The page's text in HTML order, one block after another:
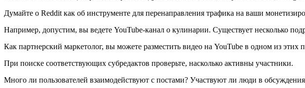
Думайте о Reddit как об инструменте для перенаправления трафика на ваши
Например, допустим, вы ведете YouTube-канал о кулинарии. Существует несколько
Как партнерский маркетолог, вы можете разместить видео на YouTube в одном из
При поиске соответствующих субредактов проверьте, насколько активны участники.
Много ли пользователей взаимодействуют с постами? Участвуют ли люди в